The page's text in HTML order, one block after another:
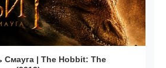
| The Hobbit: The